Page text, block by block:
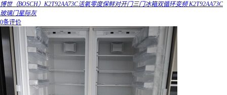
博世（BOSCH）K2T92AA73C活氧零度保鲜对开门三门冰箱双循环变频 K2T92AA73C
玻璃门星际灰
0条评价